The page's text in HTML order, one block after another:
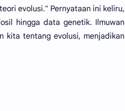
evolusi." Pernyataan ini keliru,
hingga data genetik. Ilmuwan
kita tentang evolusi, menjadikan